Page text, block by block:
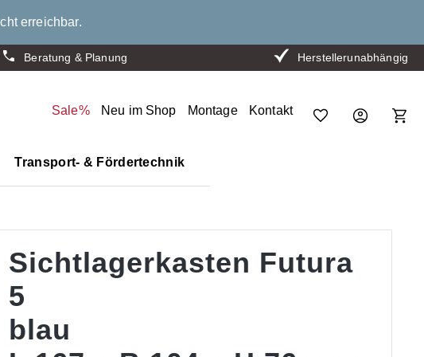
erreichbar.
Beratung & Planung Herstellerunabhängig
Sale% Neu im Shop Montage Kontakt
Transport- & Fördertechnik
Sichtlagerkasten Futura
5
blau